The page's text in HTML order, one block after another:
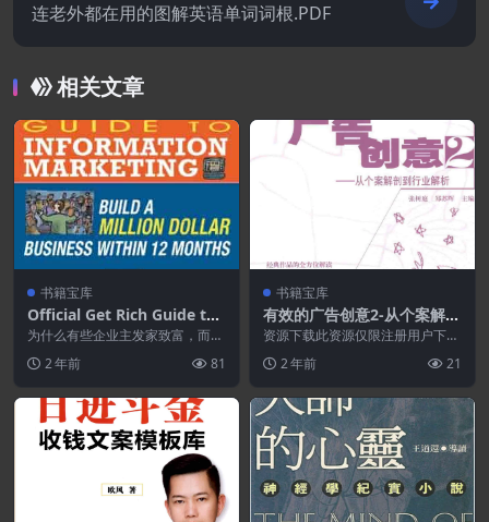
连老外都在用的图解英语单词词根.PDF
相关文章
书籍宝库
Official Get Rich Guide to I
nformation Marketing: Bu
ild a Million Dollar Busines
s Within 12 Months
为什么有些企业主发家致富，而有
功不是比别人更努力工...
2 年前 81
书籍宝库
有效的广告创意2-从个案解剖
到行业解析.PDF
资源下载此资源仅限注册用户下
保证所有资源永久更新资...
2 年前 21